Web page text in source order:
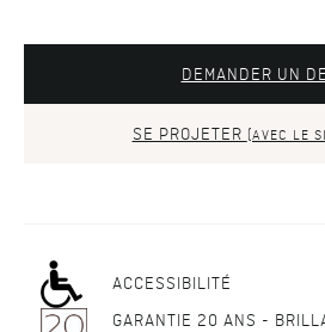
DEMANDER UN
SE PROJETER (AVEC LE
ACCESSIBILITÉ
GARANTIE 20 ANS -